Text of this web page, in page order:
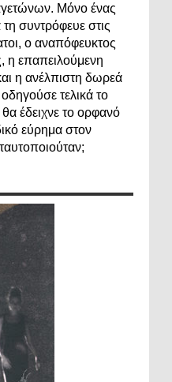
Μόνο ένας
συντρόφευε στις
ο αναπόφευκτος
η επαπειλούμενη
η ανέλπιστη δωρεά
τελικά το
έδειχνε το ορφανό
εύρημα στον